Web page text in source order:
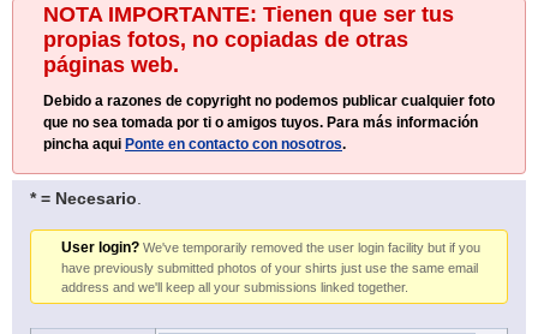
NOTA IMPORTANTE: Tienen que ser tus
propias fotos, no copiadas de otras
páginas web.
Debido a razones de copyright no podemos publicar cualquier foto
que no sea tomada por ti o amigos tuyos. Para más información
pincha aqui Ponte en contacto con nosotros.
* = Necesario
User login? We've temporarily removed the user login facility but if you
have previously submitted photos of your shirts just use the same email
address and we'll keep all your submissions linked together.